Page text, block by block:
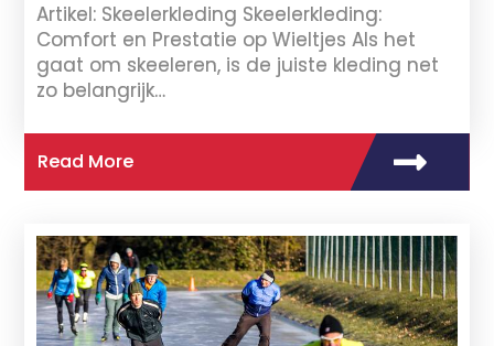
Artikel: Skeelerkleding Skeelerkleding:
Comfort en Prestatie op Wieltjes Als het
gaat om skeeleren, is de juiste kleding net
zo belangrijk…
Read More